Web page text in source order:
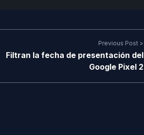
Previous Post >
Filtran la fecha de presentación del
Google Pixel 2